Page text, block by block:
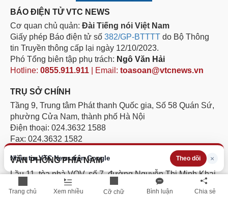
Trang chủ Xem nhiều Cỡ chữ Bình luận Chia sẻ
Nhận tin VTC News trên Google Theo dõi ×
BÁO ĐIỆN TỬ VTC NEWS
Cơ quan chủ quản: Đài Tiếng nói Việt Nam
Giấy phép Báo điện tử số 382/GP-BTTTT do Bộ Thông
tin Truyền thông cấp lại ngày 12/10/2023.
Phó Tổng biên tập phụ trách: Ngô Văn Hải
Hotline: 0855.911.911 | Email: toasoan@vtcnews.vn
TRỤ SỞ CHÍNH
Tầng 9, Trung tâm Phát thanh Quốc gia, Số 58 Quán Sứ,
phường Cửa Nam, thành phố Hà Nội
Điện thoại: 024.3632 1588
Fax: 024.3632 1582
VĂN PHÒNG PHÍA NAM
Lầu 11, tòa nhà VOV, số 7, đường Nguyễn Thị Minh Khai,
phường Sài Gòn, Thành phố Hồ Chí Minh.